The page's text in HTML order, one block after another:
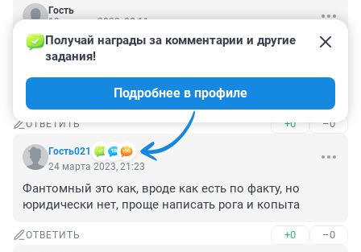
Гость
19 апреля 2023, 08:11
И что за такие законы, что фермер мелкий продать
сам лишён права?
Лицензию купить за 10 лямов вынуждают. Выгодная
торговля такой бумажкой. А как столице жить?
ОТВЕТИТЬ +0 –0
Гость021
Получай награды за комментарии и другие
задания!
Подробнее в профиле
24 марта 2023, 21:23
Фантомный это как, вроде как есть по факту, но
юридически нет, проще написать рога и копыта
ОТВЕТИТЬ +0 –0